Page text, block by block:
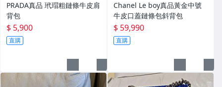
PRADA真品 玳瑁粗鏈條牛皮肩
背包
$ 5,900
直購
Chanel Le boy真品黃金中號
牛皮口蓋鏈條包斜背包
$ 59,990
直購